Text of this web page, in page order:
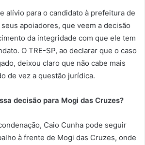
alívio para o candidato à prefeitura de
apoiadores, que veem a decisão
da integridade com que ele tem
O TRE-SP, ao declarar que o caso
deixou claro que não cabe mais
de vez a questão jurídica.
decisão para Mogi das Cruzes?
Caio Cunha pode seguir
à frente de Mogi das Cruzes, onde